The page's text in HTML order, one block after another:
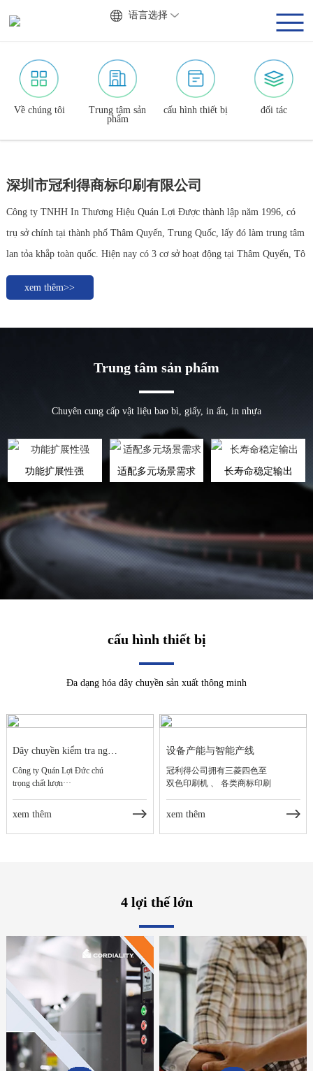
Về chúng tôi
Trung tâm sản
phẩm
cấu hình thiết bị đối tác
深圳市冠利得商标印刷有限公司
Công ty TNHH In Thương Hiệu Quán Lợi Được thành lập năm 1996, có
trụ sở chính tại thành phố Thâm Quyến, Trung Quốc, lấy đó làm trung tâm
lan tỏa khắp toàn quốc. Hiện nay có 3 cơ sở hoạt động tại Thâm Quyến, Tô
Châu, Việt Nam, sản phẩm và dịch vụ lan tỏa khắp lãnh thổ Trung Quốc,
Hong Kong, Đài Loan,...
xem thêm>>
Trung tâm sản phẩm
Chuyên cung cấp vật liệu bao bì, giấy, in ấn, in nhựa
功能扩展性强
xem thêm
适配多元场景需求 长寿命稳定输出
cấu hình thiết bị
Đa dạng hóa dây chuyền sản xuất thông minh
Dây chuyền kiểm tra ngoại quan sản phẩm tự động hoàn toàn thông minh
Công ty Quán Lợi Đức chú
trọng chất lượn···
xem thêm
设备产能与智能产线
冠利得公司拥有三菱四色至
双色印刷机 、 各类商标印刷
xem thêm
4 lợi thế lớn
语言选择